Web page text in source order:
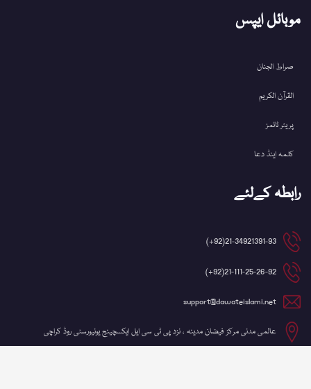
موبائل ایپس
صراط الجنان
القرآن الکریم
پریئر ٹائمز
کلمہ اینڈ دعا
رابطہ کےلئے
21-34921391-93(92+)
21-111-25-26-92(92+)
support@dawateislami.net
عالمی مدنی مرکز فیضان مدینہ ، نزد پی ٹی سی ایل ایکسچینج یونیورسٹی روڈ کراچی